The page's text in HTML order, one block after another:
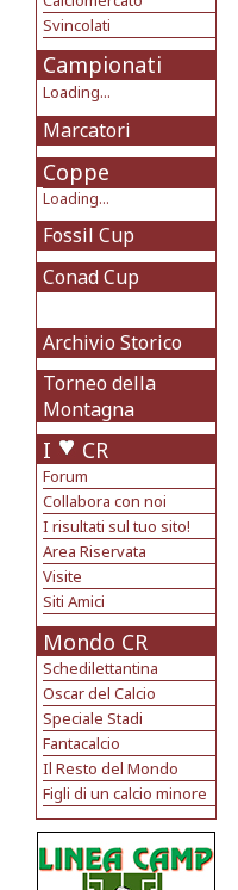
Svincolati
Campionati
Loading...
Marcatori
Coppe
Loading...
Fossil Cup
Conad Cup
Archivio Storico
Torneo della
Montagna
I CR
Forum
Collabora con noi
I risultati sul tuo sito!
Area Riservata
Visite
Siti Amici
Mondo CR
Schedilettantina
Oscar del Calcio
Speciale Stadi
Fantacalcio
Il Resto del Mondo
Figli di un calcio minore